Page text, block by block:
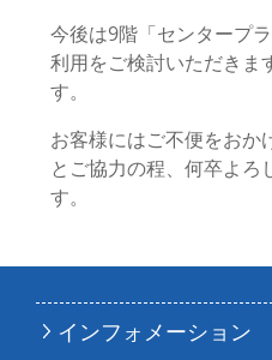
インフォメーション
今後は9階「センタープ
利用をご検討いただきま
す。
お客様にはご不便をおか
とご協力の程、何卒よろ
す。